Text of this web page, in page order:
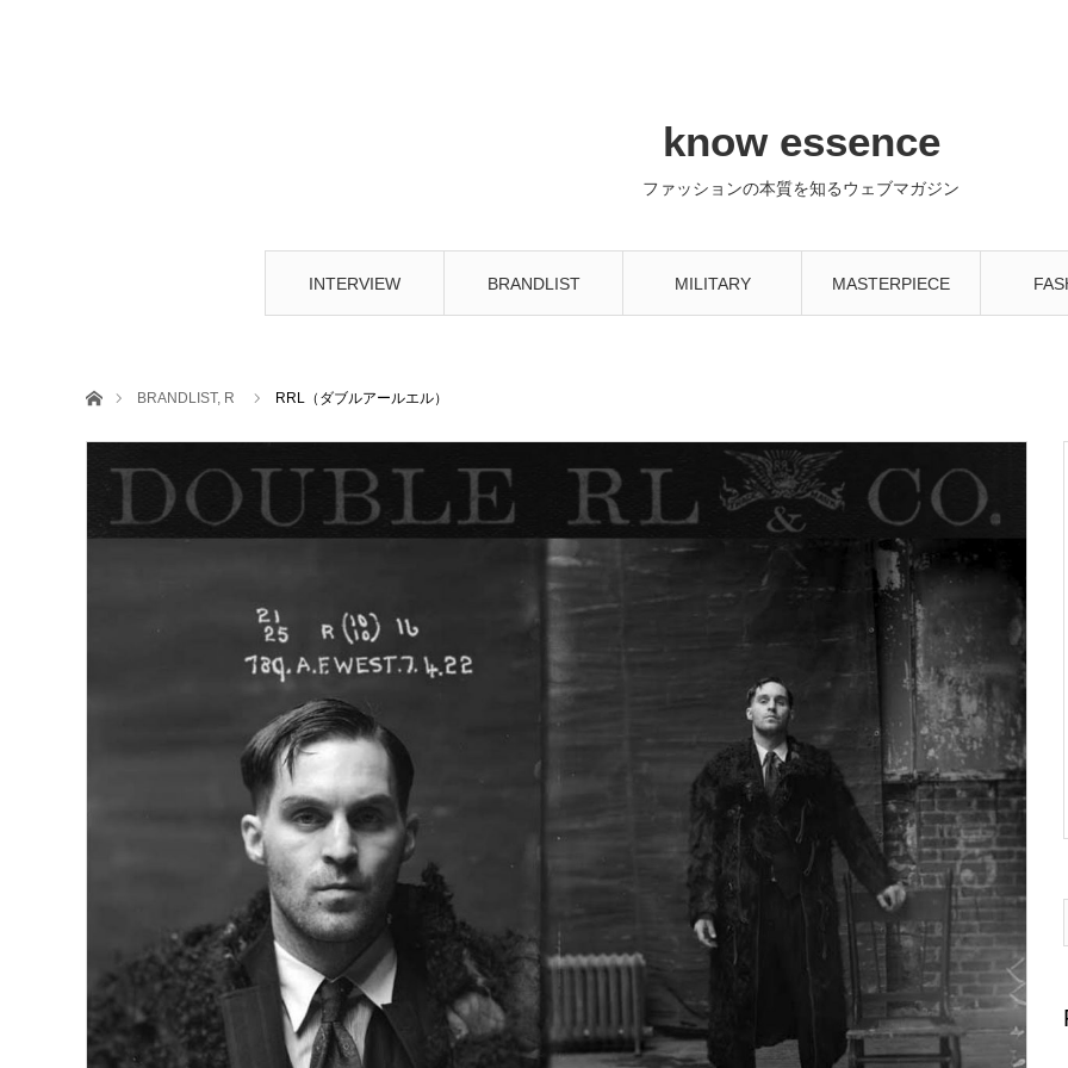
know essence
ファッションの本質を知るウェブマガジン
INTERVIEW BRANDLIST MILITARY MASTERPIECE
ホームBRANDLIST, R RRL（ダブルアールエル）